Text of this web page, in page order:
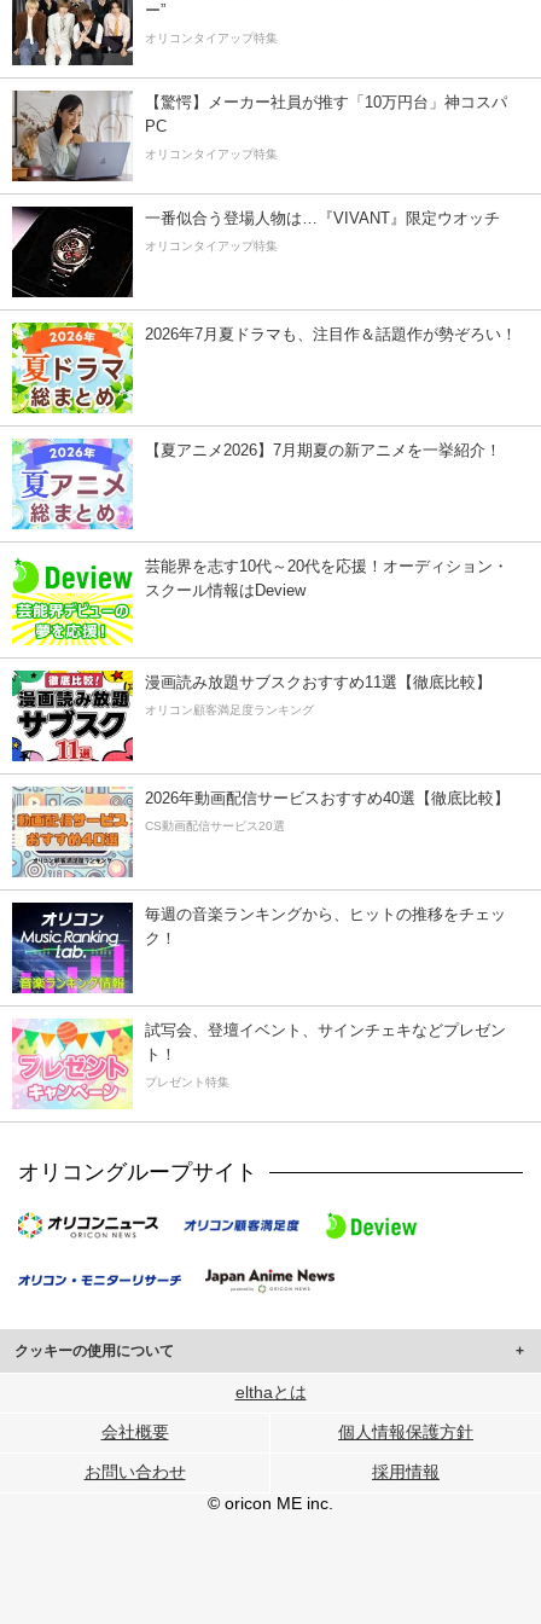
ー”
オリコンタイアップ特集
【驚愕】メーカー社員が推す「10万円台」神コスパ
PC
オリコンタイアップ特集
一番似合う登場人物は…『VIVANT』限定ウオッチ
オリコンタイアップ特集
2026年7月夏ドラマも、注目作＆話題作が勢ぞろい！
【夏アニメ2026】7月期夏の新アニメを一挙紹介！
芸能界を志す10代～20代を応援！オーディション・
スクール情報はDeview
漫画読み放題サブスクおすすめ11選【徹底比較】
オリコン顧客満足度ランキング
2026年動画配信サービスおすすめ40選【徹底比較】
CS動画配信サービス20選
毎週の音楽ランキングから、ヒットの推移をチェッ
ク！
試写会、登壇イベント、サインチェキなどプレゼン
ト！
プレゼント特集
オリコングループサイト
クッキーの使用について
このサイトでは Cookie を使用して、ユーザーに合わせたコンテンツや広告の
行っています。
メディアや広告配信、データ解析の各パートナーに提供しています。
各パートナーは、この情報とユーザーが各パートナーに提供した他の情報や、
ユーザーが各パートナーのサービスを使用したときに収集した他の情報を組み
elthaとは
会社概要 個人情報保護方針
お問い合わせ
採用情報
© oricon ME inc.